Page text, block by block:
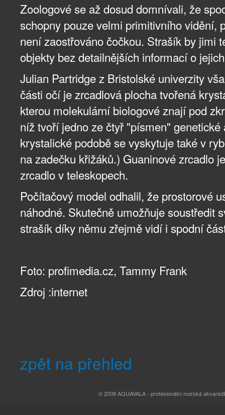
Zoologové se až dosud domnívali, že
schopny pouze velmi primitivního vidění,
není zaostřováno čočkou. Strašík by jimi
objekty bez detailnějších informací o
Julian Partridge z Bristolské univerzity
části očí je zrcadlová plocha tvořená
kterou molekulární biologové znají pod
níž tvoří jedno ze čtyř "písmen" genetické
krystalické podobě se vyskytuje také v
na zadečku křižáků.) Guaninové zrcadlo
zrcadlo v teleskopech.
Počítačový model odhalil, že prostorové
náhodné. Skutečně umožňuje soustředit
strašík díky němu zřejmě vidí i spodní
Foto: profimedia.cz, Tammy Frank
Zdroj :internet
zpět na přehled
© 2008 AQUAVALA - profesionální mořská